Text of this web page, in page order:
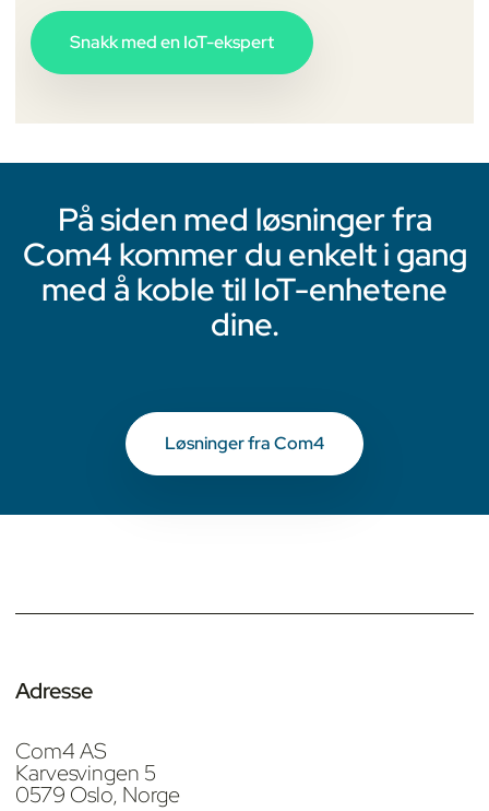
Snakk med en IoT-ekspert
På siden med løsninger fra
Com4 kommer du enkelt i gang
med å koble til IoT-enhetene
dine.
Løsninger fra Com4
Adresse
Com4 AS
Karvesvingen 5
0579 Oslo, Norge